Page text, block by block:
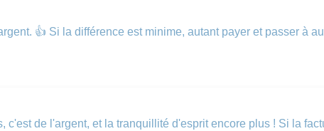
👍 Si la différence est minime, autant payer et passer à
de l'argent, et la tranquillité d'esprit encore plus ! Si la